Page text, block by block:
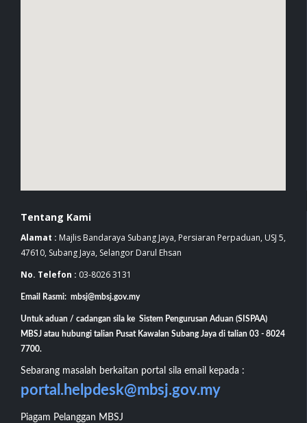
Tentang Kami
Alamat : Majlis Bandaraya Subang Jaya, Persiaran Perpaduan, USJ 5,
47610, Subang Jaya, Selangor Darul Ehsan
No. Telefon : 03-8026 3131
Email Rasmi: mbsj@mbsj.gov.my
Untuk aduan / cadangan sila ke Sistem Pengurusan Aduan (SISPAA)
MBSJ atau hubungi talian Pusat Kawalan Subang Jaya di talian 03 - 8024
7700.
Sebarang masalah berkaitan portal sila email kepada :
portal.helpdesk@mbsj.gov.my
Piagam Pelanggan MBSJ